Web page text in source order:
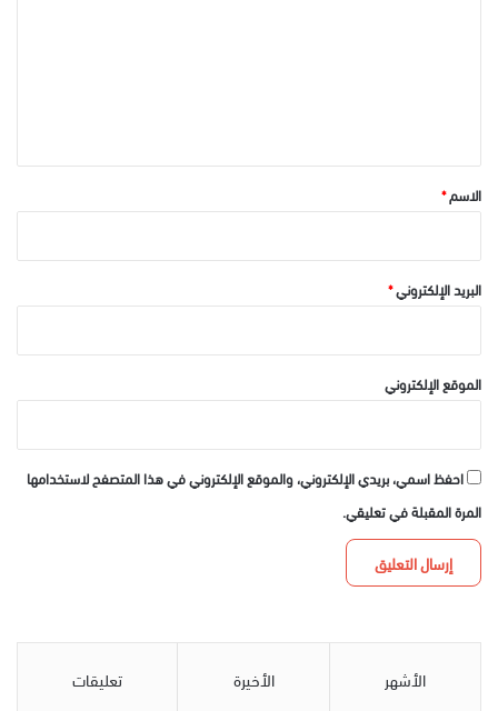
*الاسم*
البريد الإلكتروني*
الموقع الإلكتروني
احفظ اسمي، بريدي الإلكتروني، والموقع الإلكتروني في هذا المتصفح لاستخدامها
المرة المقبلة في تعليقي.
الأشهر الأخيرة تعليقات